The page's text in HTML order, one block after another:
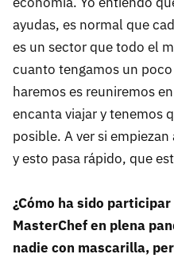
ayudas, es normal que
es un sector que todo el
cuanto tengamos un
haremos es reuniremos
encanta viajar y tenemos
posible. A ver si
y esto pasa rápido, que
¿Cómo ha sido
MasterChef en plena
nadie con mascarilla,